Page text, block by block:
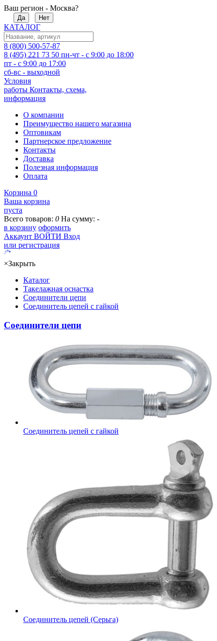
Ваш регион - Москва?
Да Нет
КАТАЛОГ
8 (800) 500-57-87
8 (495) 221 73 50 пн-чт - с 9:00 до 18:00
пт - с 9:00 до 17:00
сб-вс - выходной
Условия
работы Контакты, схема,
информация
О компании
Преимущество нашего магазина
Оптовикам
Партнерское предложение
Контакты
Доставка
Полезная информация
Оплата
Корзина 0
Ваша корзина
пуста
Всего товаров: 0 На сумму: -
в корзину оформить
Аккаунт ВОЙТИ Вход
или регистрация
×Закрыть
Каталог
Такелажная оснастка
Соединители цепи
Соединитель цепей с гайкой
Соединители цепи
Соединитель цепей с гайкой
Соединитель цепей (Серьга)